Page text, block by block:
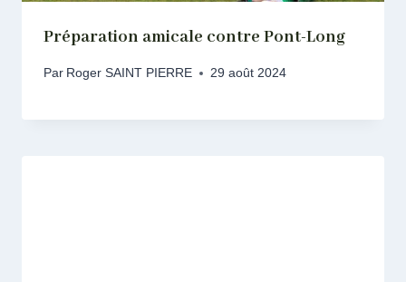
Préparation amicale contre Pont-Long
Par Roger SAINT PIERRE 29 août 2024